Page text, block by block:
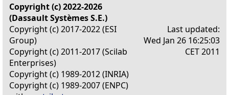
Copyright (c) 2022-2026
(Dassault Systèmes S.E.)
Copyright (c) 2017-2022 (ESI
Group)
Copyright (c) 2011-2017 (Scilab
Enterprises)
Copyright (c) 1989-2012 (INRIA)
Copyright (c) 1989-2007 (ENPC)
Last updated:
Wed Jan 26 16:25:03
CET 2011